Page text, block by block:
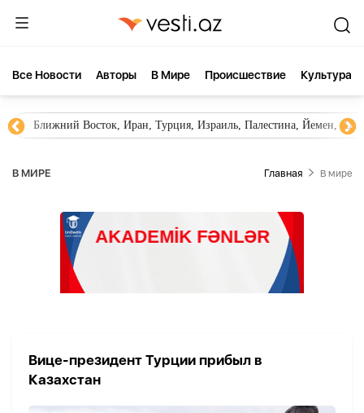
Все Новости Aвторы В Мире Происшествие Культура
Ближний Восток, Иран, Турция, Израиль, Палестина, Йемен,
В МИРЕ Главная В мире
Вице-президент Турции прибыл в
Казахстан